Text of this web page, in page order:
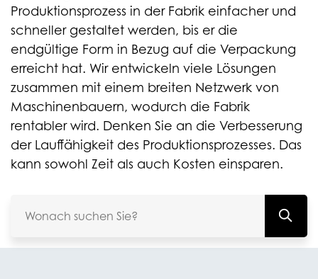
Produktionsprozess in der Fabrik einfacher und
schneller gestaltet werden, bis er die
endgültige Form in Bezug auf die Verpackung
erreicht hat. Wir entwickeln viele Lösungen
zusammen mit einem breiten Netzwerk von
Maschinenbauern, wodurch die Fabrik
rentabler wird. Denken Sie an die Verbesserung
der Lauffähigkeit des Produktionsprozesses. Das
kann sowohl Zeit als auch Kosten einsparen.